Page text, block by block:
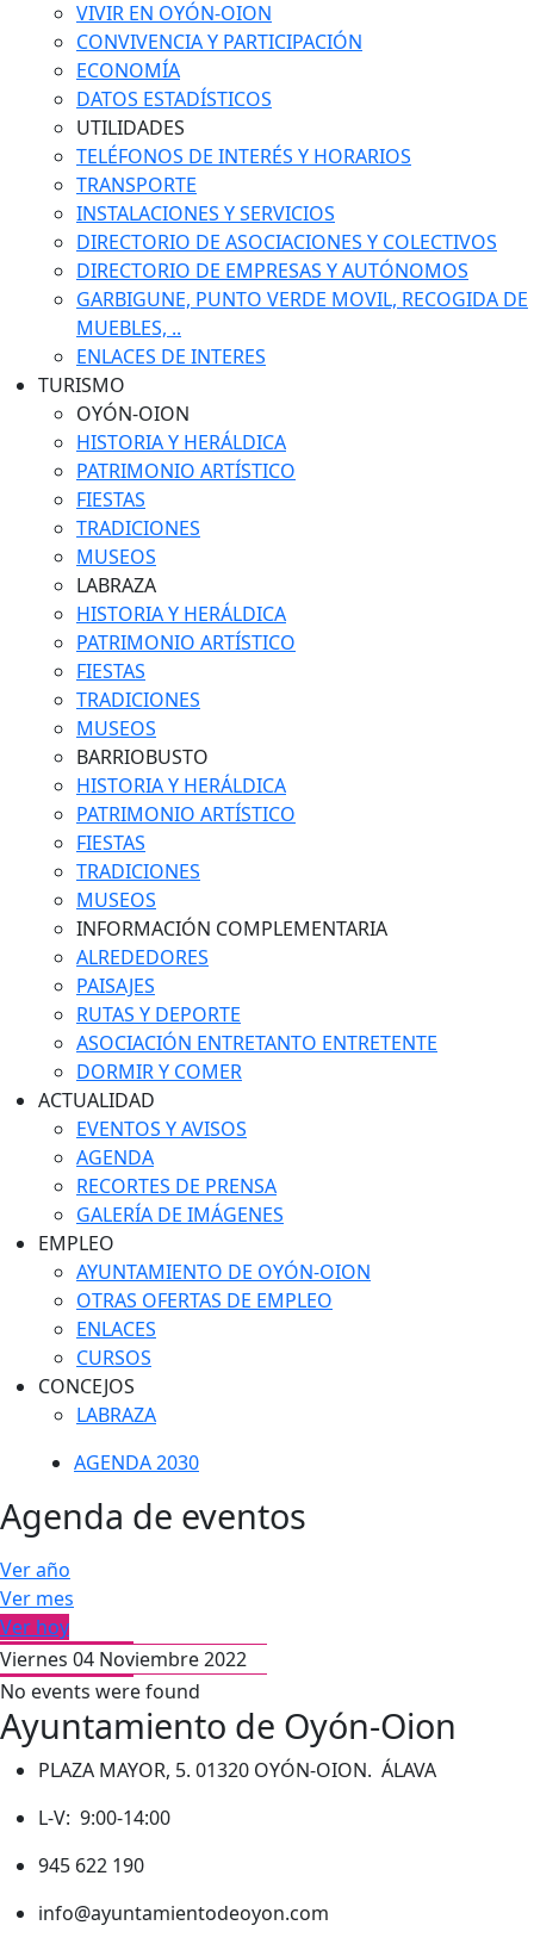
VIVIR EN OYÓN-OION
CONVIVENCIA Y PARTICIPACIÓN
ECONOMÍA
DATOS ESTADÍSTICOS
UTILIDADES
TELÉFONOS DE INTERÉS Y HORARIOS
TRANSPORTE
INSTALACIONES Y SERVICIOS
DIRECTORIO DE ASOCIACIONES Y COLECTIVOS
DIRECTORIO DE EMPRESAS Y AUTÓNOMOS
GARBIGUNE, PUNTO VERDE MOVIL, RECOGIDA DE
MUEBLES, ..
ENLACES DE INTERES
TURISMO
OYÓN-OION
HISTORIA Y HERÁLDICA
PATRIMONIO ARTÍSTICO
FIESTAS
TRADICIONES
MUSEOS
LABRAZA
HISTORIA Y HERÁLDICA
PATRIMONIO ARTÍSTICO
FIESTAS
TRADICIONES
MUSEOS
BARRIOBUSTO
HISTORIA Y HERÁLDICA
PATRIMONIO ARTÍSTICO
FIESTAS
TRADICIONES
MUSEOS
INFORMACIÓN COMPLEMENTARIA
ALREDEDORES
PAISAJES
RUTAS Y DEPORTE
ASOCIACIÓN ENTRETANTO ENTRETENTE
DORMIR Y COMER
ACTUALIDAD
EVENTOS Y AVISOS
AGENDA
RECORTES DE PRENSA
GALERÍA DE IMÁGENES
EMPLEO
AYUNTAMIENTO DE OYÓN-OION
OTRAS OFERTAS DE EMPLEO
ENLACES
CURSOS
CONCEJOS
LABRAZA
AGENDA 2030
Agenda de eventos
Ver año
Ver mes
Ver hoy
Viernes 04 Noviembre 2022
No events were found
Ayuntamiento de Oyón-Oion
PLAZA MAYOR, 5. 01320 OYÓN-OION. ÁLAVA
L-V: 9:00-14:00
945 622 190
info@ayuntamientodeoyon.com